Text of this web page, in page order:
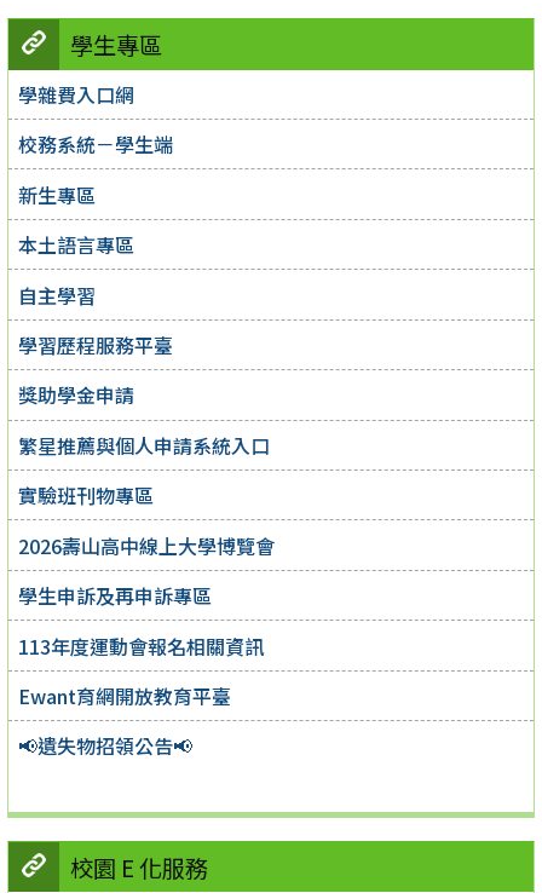
學生專區
學雜費入口網
校務系統－學生端
新生專區
本土語言專區
自主學習
學習歷程服務平臺
獎助學金申請
繁星推薦與個人申請系統入口
實驗班刊物專區
2026壽山高中線上大學博覽會
學生申訴及再申訴專區
113年度運動會報名相關資訊
Ewant育網開放教育平臺
📢遺失物招領公告📢
校園 E 化服務